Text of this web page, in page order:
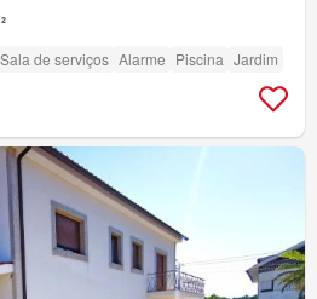
Sala de serviços Alarme Piscina Jardim